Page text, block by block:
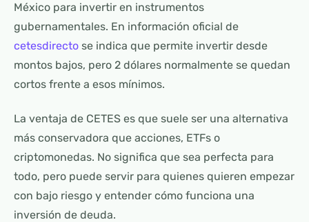
México para invertir en instrumentos
gubernamentales. En información oficial de
cetesdirecto se indica que permite invertir desde
montos bajos, pero 2 dólares normalmente se quedan
cortos frente a esos mínimos.
La ventaja de CETES es que suele ser una alternativa
más conservadora que acciones, ETFs o
criptomonedas. No significa que sea perfecta para
todo, pero puede servir para quienes quieren empezar
con bajo riesgo y entender cómo funciona una
inversión de deuda.